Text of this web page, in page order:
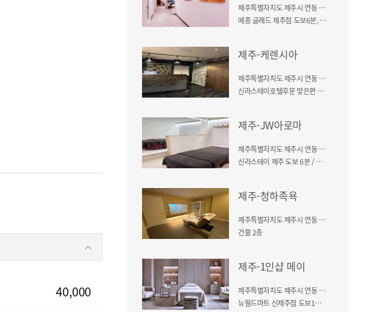
40,000
제주특별자치도 제주시 연동 283-58
메종 글래드 제주점 도보6분, 건물 2층
제주-케렌시아
제주특별자치도 제주시 연동 274-22
신라스테이호텔후문 맞은편 건물 2층
제주-JW아로마
제주특별자치도 제주시 연동 273-30
신라스테이 제주 도보 6분 / 건물 3층
제주-청하족욕
제주특별자치도 제주시 연동 283-1
건물 2층
제주-1인샵 메이
제주특별자치도 제주시 연동 294-2
뉴월드마트 신제주점 도보1분거리